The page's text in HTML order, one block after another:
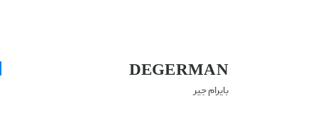
DEGERMAN
بایرام جیر